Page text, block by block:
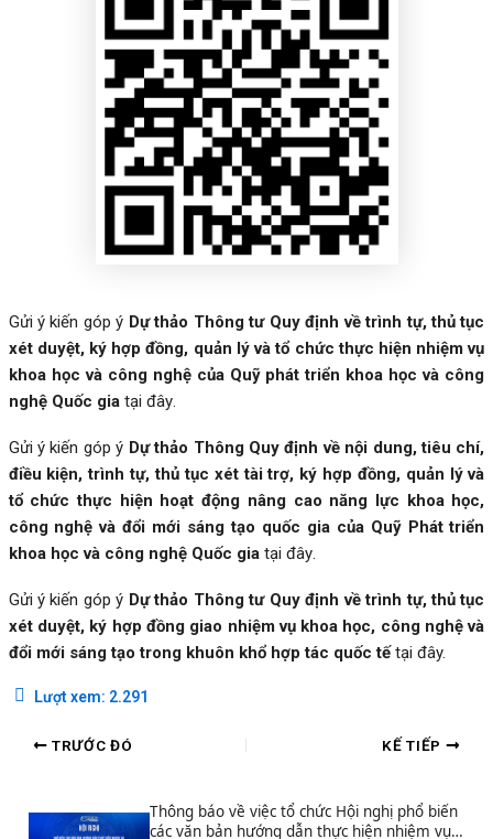
Gửi ý kiến góp ý Dự thảo Thông tư Quy định về trình tự, thủ tục
xét duyệt, ký hợp đồng, quản lý và tổ chức thực hiện nhiệm vụ
khoa học và công nghệ của Quỹ phát triển khoa học và công
nghệ Quốc gia tại đây.
Gửi ý kiến góp ý Dự thảo Thông Quy định về nội dung, tiêu chí,
điều kiện, trình tự, thủ tục xét tài trợ, ký hợp đồng, quản lý và
tổ chức thực hiện hoạt động nâng cao năng lực khoa học,
công nghệ và đổi mới sáng tạo quốc gia của Quỹ Phát triển
khoa học và công nghệ Quốc gia tại đây.
Gửi ý kiến góp ý Dự thảo Thông tư Quy định về trình tự, thủ tục
xét duyệt, ký hợp đồng giao nhiệm vụ khoa học, công nghệ và
đổi mới sáng tạo trong khuôn khổ hợp tác quốc tếtại đây.
Lượt xem: 2.291
TRƯỚC ĐÓ KẾ TIẾP
Thông báo về việc tổ chức Hội nghị phổ biến
các văn bản hướng dẫn thực hiện nhiệm vụ